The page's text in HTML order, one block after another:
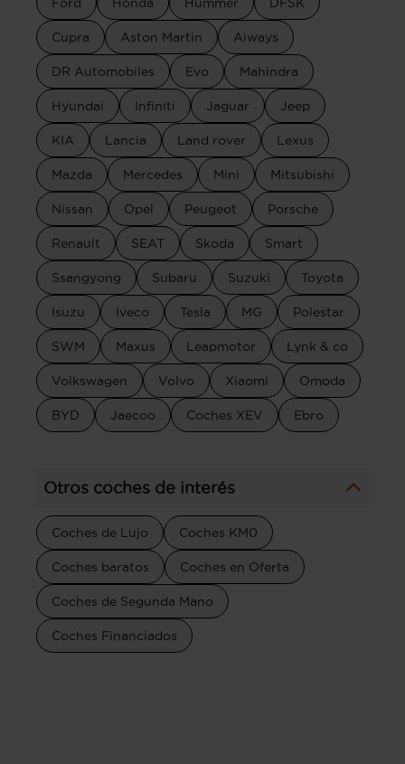
Cupra Aston Martin Aiways
DR Automobiles Evo Mahindra
Hyundai Infiniti Jaguar Jeep
KIA Lancia Land rover Lexus
Mazda Mercedes Mini Mitsubishi
Nissan Opel Peugeot Porsche
Renault SEAT Skoda Smart
Ssangyong Subaru Suzuki Toyota
Isuzu Iveco Tesla MG Polestar
SWM Maxus Leapmotor Lynk & co
Volkswagen Volvo Xiaomi Omoda
BYD Jaecoo Coches XEV Ebro
Otros coches de interés
Coches de Lujo Coches KM0
Coches baratos Coches en Oferta
Coches de Segunda Mano
Coches Financiados